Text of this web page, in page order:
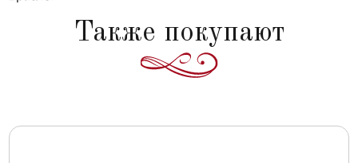
Также покупают